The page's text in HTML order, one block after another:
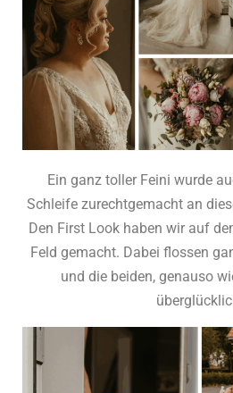
Ein ganz toller Feini wurde
Schleife zurechtgemacht an
Den First Look haben wir auf
Feld gemacht. Dabei flossen
und die beiden, genauso